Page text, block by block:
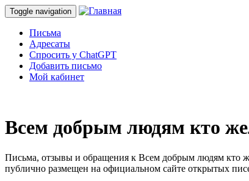
Toggle navigation
Письма
Адресаты
Спросить у ChatGPT
Добавить письмо
Мой кабинет
Всем добрым людям кто
Письма, отзывы и обращения к Всем добрым людям кто
публично размещен на официальном сайте открытых